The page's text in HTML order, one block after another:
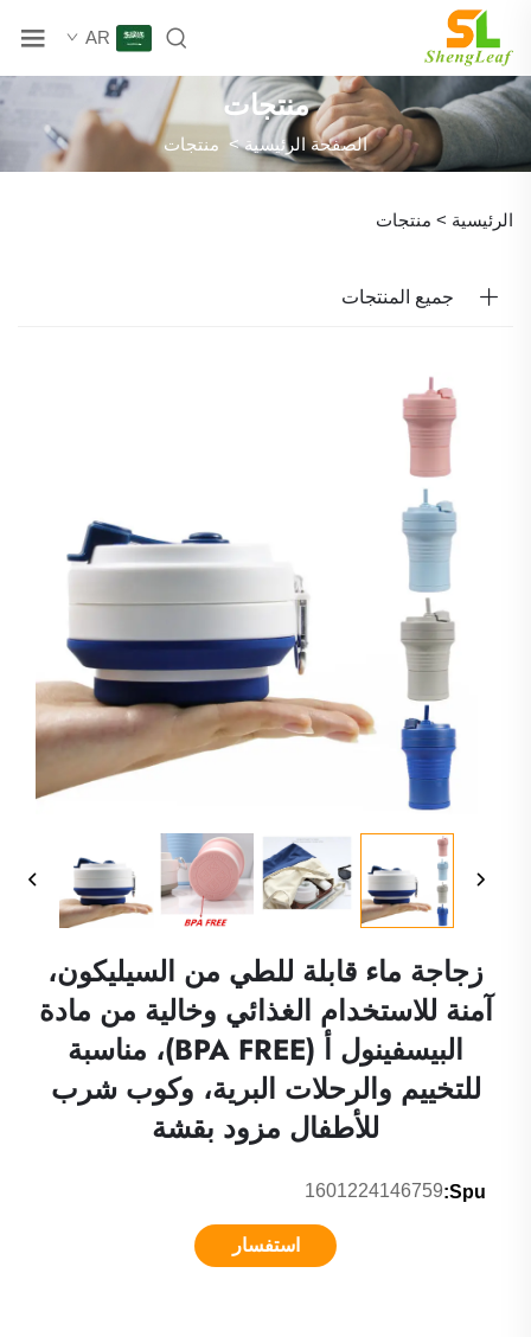
AR
منتجات
الصفحة الرئيسية> منتجات
الرئيسية > منتجات
جميع المنتجات
زجاجة ماء قابلة للطي من السيليكون،
آمنة للاستخدام الغذائي وخالية من مادة
البيسفينول أ (BPA FREE)، مناسبة
للتخييم والرحلات البرية، وكوب شرب
للأطفال مزود بقشة
Spu:
1601224146759
استفسار